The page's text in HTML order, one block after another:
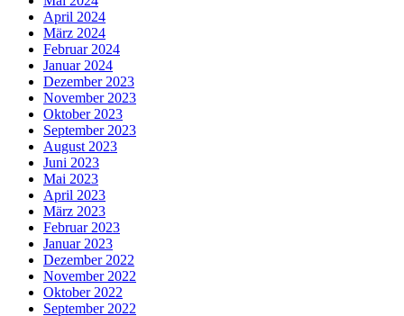
April 2024
März 2024
Februar 2024
Januar 2024
Dezember 2023
November 2023
Oktober 2023
September 2023
August 2023
Juni 2023
Mai 2023
April 2023
März 2023
Februar 2023
Januar 2023
Dezember 2022
November 2022
Oktober 2022
September 2022